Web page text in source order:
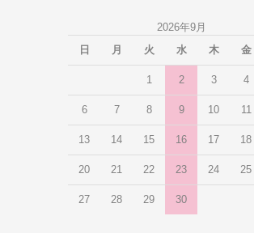
2026年9月
日
月 火 水 木 金
1 2 3 4
6 7 8 9 10 11
13 14 15 16 17 18
20 21 22 23 24 25
27 28 29 30